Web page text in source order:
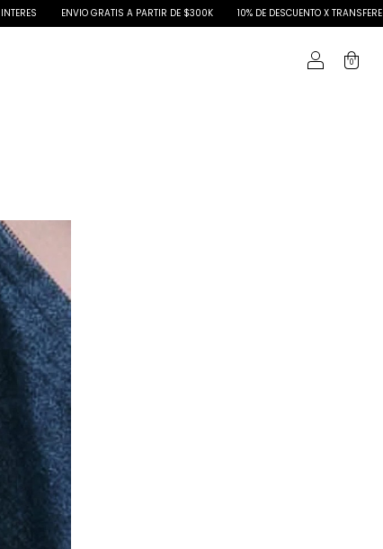
ENVIO GRATIS A PARTIR DE $300K 10% DE DESCUENTO X TRANSFERENCIA
0